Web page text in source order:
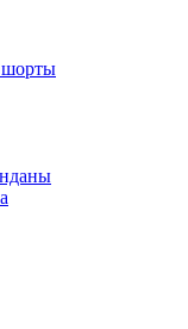
шорты